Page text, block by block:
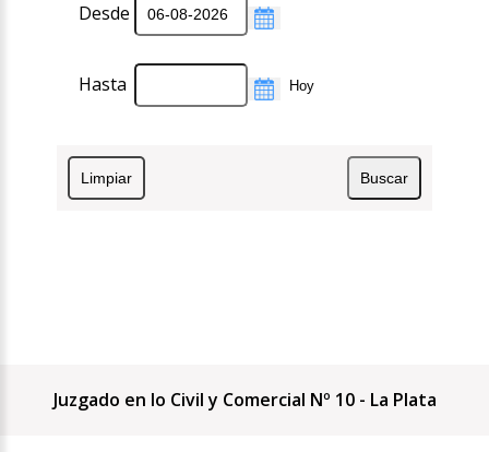
Desde
Hasta
Juzgado en lo Civil y Comercial Nº 10 - La Plata